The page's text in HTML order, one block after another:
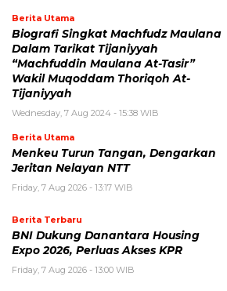
Berita Utama
Biografi Singkat Machfudz Maulana
Dalam Tarikat Tijaniyyah
“Machfuddin Maulana At-Tasir”
Wakil Muqoddam Thoriqoh At-
Tijaniyyah
Wednesday, 7 Aug 2024 - 15:38 WIB
Berita Utama
Menkeu Turun Tangan, Dengarkan
Jeritan Nelayan NTT
Friday, 7 Aug 2026 - 13:17 WIB
Berita Terbaru
BNI Dukung Danantara Housing
Expo 2026, Perluas Akses KPR
Friday, 7 Aug 2026 - 13:00 WIB